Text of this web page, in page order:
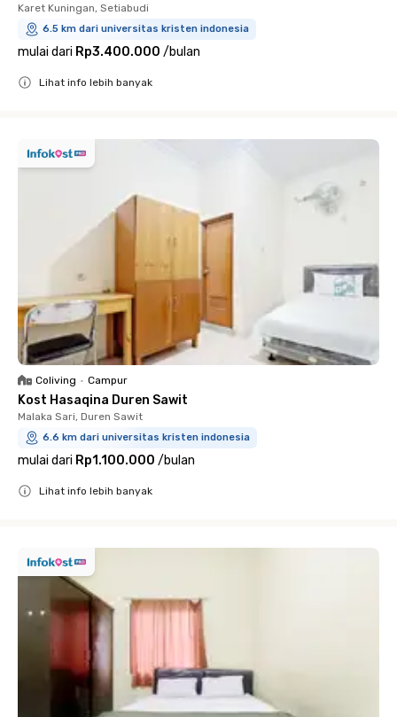
Karet Kuningan, Setiabudi
6.5 km dari universitas kristen indonesia
mulai dari Rp3.400.000 /bulan
Lihat info lebih banyak
Coliving • Campur
Kost Hasaqina Duren Sawit
Malaka Sari, Duren Sawit
6.6 km dari universitas kristen indonesia
mulai dari Rp1.100.000 /bulan
Lihat info lebih banyak